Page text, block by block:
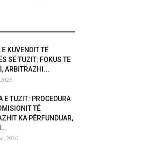
KUVENDIT TË
SË TUZIT: FOKUS TE
ARBITRAZHI...
E TUZIT: PROCEDURA
TË
KA PËRFUNDUAR,
2026